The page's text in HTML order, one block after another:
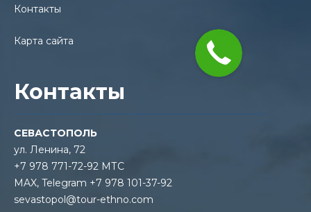
Контакты
Карта сайта
Контакты
СЕВАСТОПОЛЬ
ул. Ленина, 72
+7 978 771-72-92 МТС
MAX, Telegram +7 978 101-37-92
sevastopol@tour-ethno.com